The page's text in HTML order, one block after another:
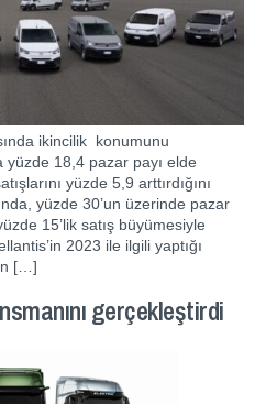
ikincilik konumunu
yüzde 18,4 pazar payı elde
yüzde 5,9 arttırdığını
yüzde 30’un üzerinde pazar
15’lik satış büyümesiyle
2023 ile ilgili yaptığı
[…]
gerçekleştirdi